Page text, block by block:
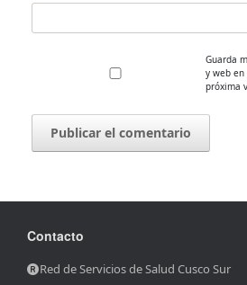
Guarda
y web
próxima
Contacto
Red de Servicios de Salud Cusco Sur